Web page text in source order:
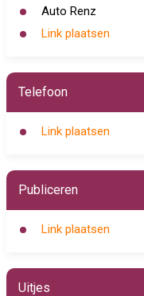
Auto Renz
Link plaatsen
Telefoon
Link plaatsen
Publiceren
Link plaatsen
Uitjes